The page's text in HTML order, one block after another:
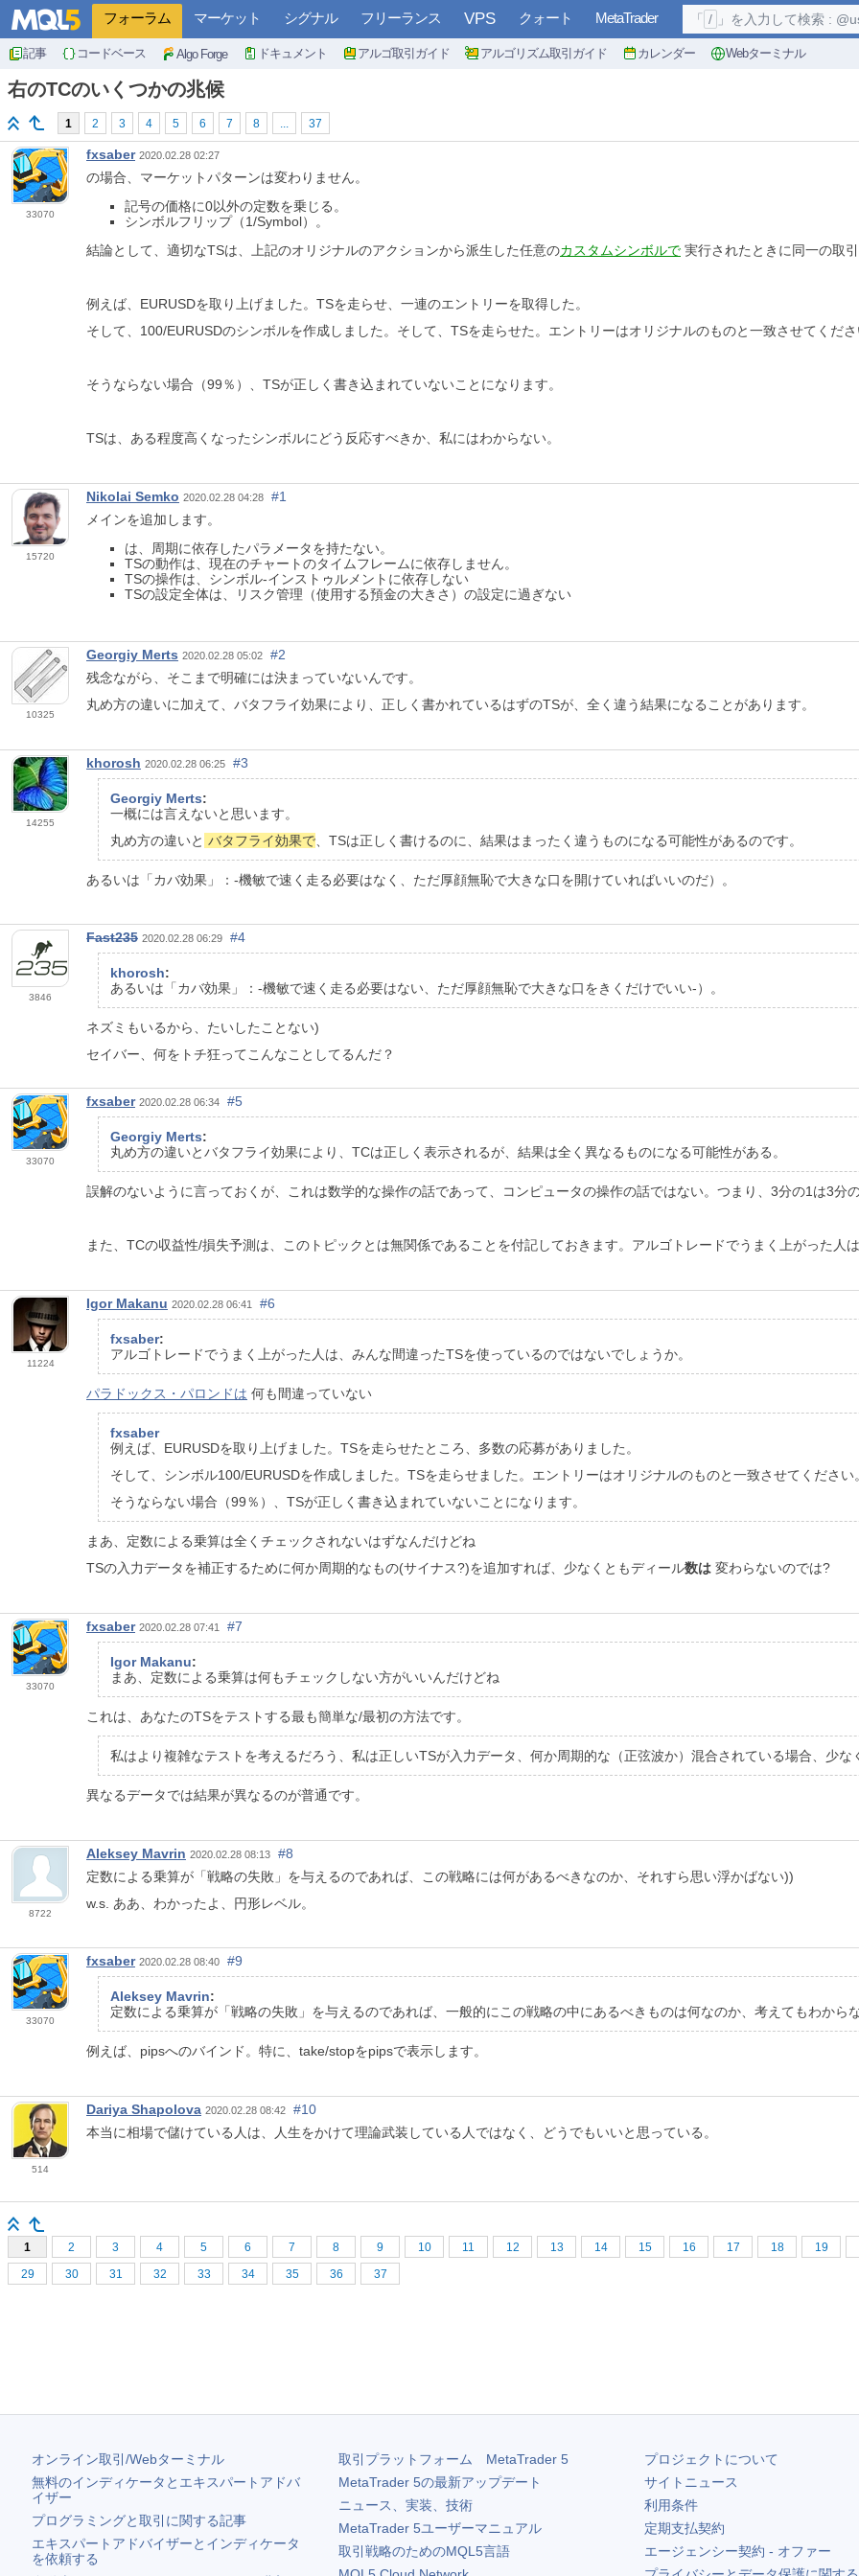
フォーラム マーケット シグナル フリーランス VPS クォート MetaTrader
記事 コードベース Algo Forge ドキュメント アルゴ取引ガイド アルゴリズム取引ガイド カレンダー Webターミナル
「 / 」を入力して検索 :
右のTCのいくつかの兆候
1 2 3 4 5 6 7 8 ... 37
33070
fxsaber 2020.02.28 02:27
の場合、マーケットパターンは変わりません。
記号の価格に0以外の定数を乗じる。
シンボルフリップ（1/Symbol）。
結論として、適切なTSは、上記のオリジナルのアクションから派生した任意のカスタムシンボルで 実行されたときに同一の取
例えば、EURUSDを取り上げました。TSを走らせ、一連のエントリーを取得した。
そして、100/EURUSDのシンボルを作成しました。そして、TSを走らせた。エントリーはオリジナルのものと一致させてくだ
そうならない場合（99％）、TSが正しく書き込まれていないことになります。
TSは、ある程度高くなったシンボルにどう反応すべきか、私にはわからない。
15720
Nikolai Semko 2020.02.28 04:28
#1
メインを追加します。
は、周期に依存したパラメータを持たない。
TSの動作は、現在のチャートのタイムフレームに依存しません。
TSの操作は、シンボル-インストゥルメントに依存しない
TSの設定全体は、リスク管理（使用する預金の大きさ）の設定に過ぎない
10325
Georgiy Merts 2020.02.28 05:02
#2
残念ながら、そこまで明確には決まっていないんです。
丸め方の違いに加えて、バタフライ効果により、正しく書かれているはずのTSが、全く違う結果になることがあります。
14255
khorosh 2020.02.28 06:25 #3
Georgiy Merts:
一概には言えないと思います。
丸め方の違いと バタフライ効果で 、TSは正しく書けるのに、結果はまったく違うものになる可能性があるのです。
あるいは「カバ効果」：-機敏で速く走る必要はなく、ただ厚顔無恥で大きな口を開けていればいいのだ）。
3846
Fast235 2020.02.28 06:29 #4
khorosh:
あるいは「カバ効果」：-機敏で速く走る必要はない、ただ厚顔無恥で大きな口をきくだけでいい-）。
ネズミもいるから、たいしたことない)
セイバー、何をトチ狂ってこんなことしてるんだ？
33070
fxsaber 2020.02.28 06:34 #5
Georgiy Merts:
丸め方の違いとバタフライ効果により、TCは正しく表示されるが、結果は全く異なるものになる可能性がある。
誤解のないように言っておくが、これは数学的な操作の話であって、コンピュータの操作の話ではない。つまり、3分の1は3分
また、TCの収益性/損失予測は、このトピックとは無関係であることを付記しておきます。アルゴトレードでうまく上がった
11224
Igor Makanu 2020.02.28 06:41 #6
fxsaber:
アルゴトレードでうまく上がった人は、みんな間違ったTSを使っているのではないでしょうか。
パラドックス・パロンドは 何も間違っていない
fxsaber
例えば、EURUSDを取り上げました。TSを走らせたところ、多数の応募がありました。
そして、シンボル100/EURUSDを作成しました。TSを走らせました。エントリーはオリジナルのものと一致させてください
そうならない場合（99％）、TSが正しく書き込まれていないことになります。
まあ、定数による乗算は全くチェックされないはずなんだけどね
TSの入力データを補正するために何か周期的なもの(サイナス?)を追加すれば、少なくともディール数は 変わらないのでは?
33070
fxsaber 2020.02.28 07:41 #7
Igor Makanu:
まあ、定数による乗算は何もチェックしない方がいいんだけどね
これは、あなたのTSをテストする最も簡単な/最初の方法です。
私はより複雑なテストを考えるだろう、私は正しいTSが入力データ、何か周期的な（正弦波か）混合されている場合、少な
異なるデータでは結果が異なるのが普通です。
8722
Aleksey Mavrin 2020.02.28 08:13
#8
定数による乗算が「戦略の失敗」を与えるのであれば、この戦略には何があるべきなのか、それすら思い浮かばない))
w.s. ああ、わかったよ、円形レベル。
33070
fxsaber 2020.02.28 08:40 #9
Aleksey Mavrin:
定数による乗算が「戦略の失敗」を与えるのであれば、一般的にこの戦略の中にあるべきものは何なのか、考えてもわから
例えば、pipsへのバインド。特に、take/stopをpipsで表示します。
514
Dariya Shapolova 2020.02.28 08:42
#10
本当に相場で儲けている人は、人生をかけて理論武装している人ではなく、どうでもいいと思っている。
1 2 3 4 5 6 7 8 9 10 11 12 13 14 15 16 17 18 19
29
30 31 32 33 34 35 36 37
オンライン取引/Webターミナル
無料のインディケータとエキスパートアドバ
イザー
プログラミングと取引に関する記事
エキスパートアドバイザーとインディケータ
を依頼する
取引プラットフォーム MetaTrader 5
MetaTrader 5の最新アップデート
ニュース、実装、技術
MetaTrader 5ユーザーマニュアル
取引戦略のためのMQL5言語
プロジェクトについて
サイトニュース
利用条件
定期支払契約
エージェンシー契約 - オファー